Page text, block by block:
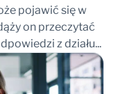
pojawić się w
on przeczytać
z działu...